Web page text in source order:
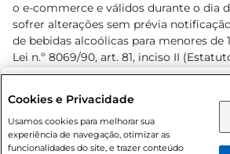
Rio de Janeiro (RJ) Goiás (GO)
Ou
o e-commerce e válidos durante o dia
sofrer alterações sem prévia
de bebidas alcoólicas para menores de
Lei n.º 8069/90, art. 81, inciso II
Adolescente). Preços e condições
prévio. O valor mínimo para as
80,00.
Cookies e Privacidade
Usamos cookies para melhorar sua
experiência de navegação, otimizar as
funcionalidades do site, e trazer conteúdo